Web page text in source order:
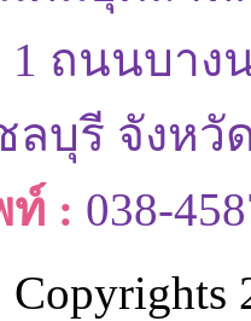
1 ถนนบาง
ลบุรี จังห
ท์ : 038-